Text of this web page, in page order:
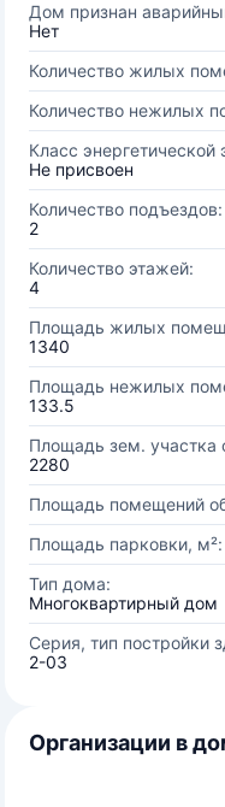
Дом признан
Нет
Количество жилых
Количество нежилых
Класс энергетической
Не присвоен
Количество подъездов:
2
Количество этажей:
4
Площадь жилых
1340
Площадь нежилых
133.5
Площадь зем. участка
2280
Площадь помещений
Площадь парковки, м²:
Тип дома:
Многоквартирный дом
Серия, тип постройки
2-03
Организации в